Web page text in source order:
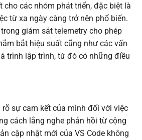
cho các nhóm phát triển, đặc biệt là
từ xa ngày càng trở nên phổ biến.
giám sát telemetry cho phép
bắt hiệu suất cũng như các vấn
trình lập trình, từ đó có những điều
sự cam kết của mình đối với việc
cách lắng nghe phản hồi từ cộng
cập nhật mới của VS Code không